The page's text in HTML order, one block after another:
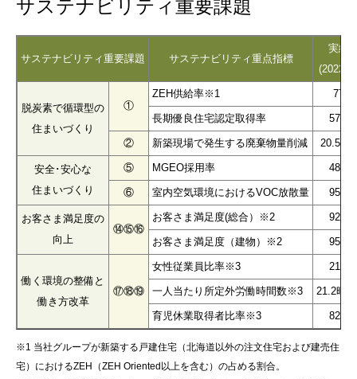
サステナビリティ重要課題
サステナビリティ重要課題 サステナビリティ重点指標
実績
(2022年
脱炭素で循環型の
住まいづくり
①
ZEH供給率※1 77%
長期優良住宅認定取得率
② 新築現場で発生する廃棄物量削減
安全･安心な
住まいづくり
⑤ MGEO採用率
⑥ 室内空気環境におけるVOC放散量
お客さま満足度の
向上
⑭⑮⑯
お客さま満足度(総合）※2
お客さま満足度（建物）※2
働く環境の整備と
働き方改革
⑰⑱⑲
女性従業員比率※3
一人当たり所定外労働時間数※3 21.2時
育児休業取得者比率※3
※1 当社グループが新築する戸建住宅（北海道以外の注文住宅および建売住
宅）におけるZEH（ZEH Oriented以上を含む）の占める割合。